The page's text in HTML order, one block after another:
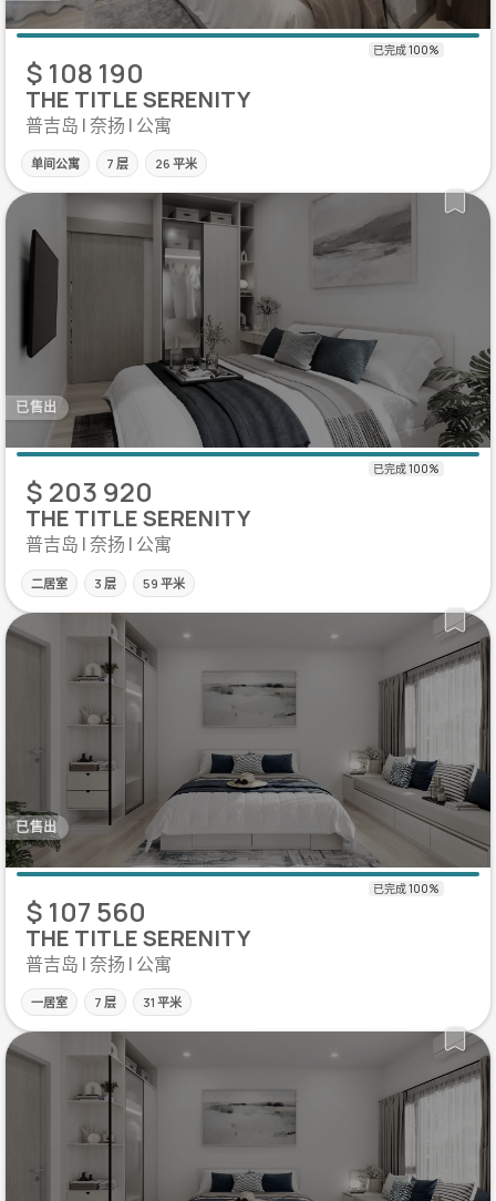
$ 108 190
THE TITLE SERENITY
普吉岛 | 奈扬 | 公寓
单间公寓 7 层 26 平米
已售出
$ 203 920
THE TITLE SERENITY
普吉岛 | 奈扬 | 公寓
二居室 3 层 59 平米
已售出
$ 107 560
THE TITLE SERENITY
普吉岛 | 奈扬 | 公寓
一居室 7 层 31 平米